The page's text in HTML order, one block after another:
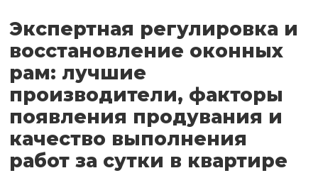
Экспертная регулировка и
восстановление оконных
рам: лучшие
производители, факторы
появления продувания и
качество выполнения
работ за сутки в квартире